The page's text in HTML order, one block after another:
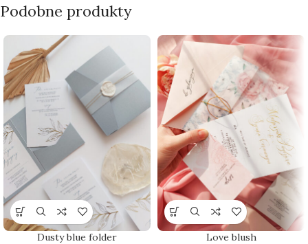
Podobne produkty
Dusty blue folder Love blush